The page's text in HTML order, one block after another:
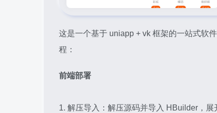
这是一个基于 uniapp + vk 框架的一站式软
程：
前端部署
1. 解压导入：解压源码并导入 HBuilder，展